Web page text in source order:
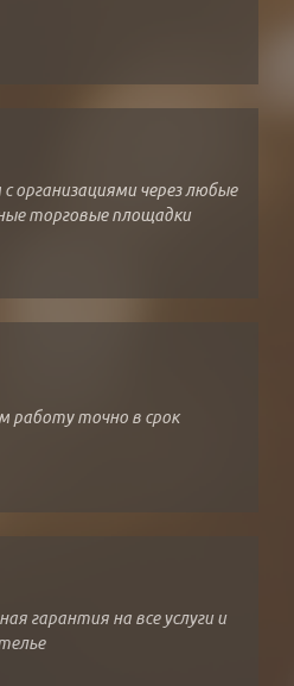
организациями через любые
торговые площадки
работу точно в срок
гарантия на все услуги и